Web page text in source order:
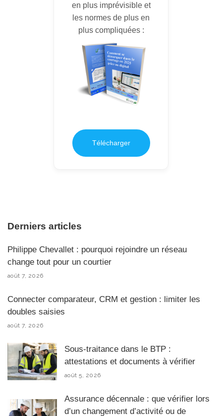
en plus imprévisible et
les normes de plus en
plus compliquées :
Télécharger
Derniers articles
Philippe Chevallet : pourquoi rejoindre un réseau
change tout pour un courtier
août 7, 2026
Connecter comparateur, CRM et gestion : limiter les
doubles saisies
août 7, 2026
Sous-traitance dans le BTP :
attestations et documents à vérifier
août 5, 2026
Assurance décennale : que vérifier lors
d’un changement d’activité ou de